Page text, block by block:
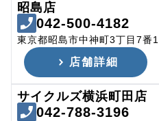
昭島店
042-500-4182
東京都昭島市中神町3丁目7番1
店舗詳細
サイクルズ横浜町田店
042-788-3196